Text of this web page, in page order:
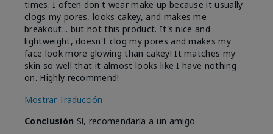
times. I often don't wear make up because it usually
clogs my pores, looks cakey, and makes me
breakout... but not this product. It's nice and
lightweight, doesn't clog my pores and makes my
face look more glowing than cakey! It matches my
skin so well that it almost looks like I have nothing
on. Highly recommend!
Mostrar Traducción
Conclusión Sí, recomendaría a un amigo